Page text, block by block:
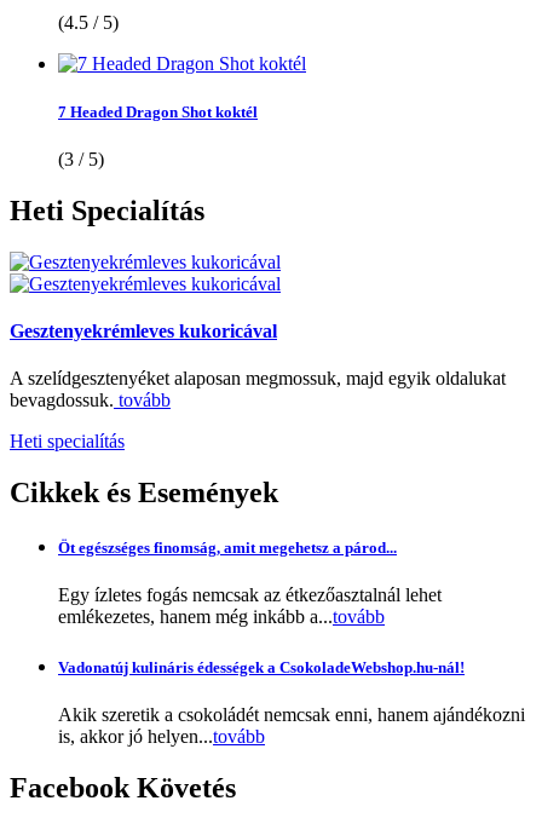
(4.5 / 5)
7 Headed Dragon Shot koktél
(3 / 5)
Heti Specialítás
Gesztenyekrémleves kukoricával
A szelídgesztenyéket alaposan megmossuk, majd egyik oldalukat
bevagdossuk. tovább
Heti specialítás
Cikkek és Események
Öt egészséges finomság, amit megehetsz a párod...
Egy ízletes fogás nemcsak az étkezőasztalnál lehet
emlékezetes, hanem még inkább a...tovább
Vadonatúj kulináris édességek a CsokoladeWebshop.hu-nál!
Akik szeretik a csokoládét nemcsak enni, hanem ajándékozni
is, akkor jó helyen...tovább
Facebook Követés